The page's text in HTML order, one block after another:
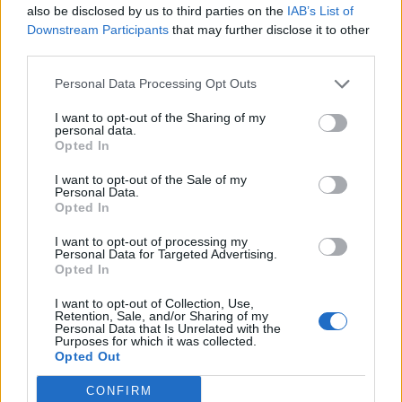
also be disclosed by us to third parties on the IAB’s List of
Downstream Participants that may further disclose it to other
Personal Data Processing Opt Outs
I want to opt-out of the Sharing of my
personal data.
Opted In
I want to opt-out of the Sale of my
Personal Data.
Opted In
I want to opt-out of processing my
Personal Data for Targeted Advertising.
Opted In
I want to opt-out of Collection, Use,
Retention, Sale, and/or Sharing of my
Personal Data that Is Unrelated with the
Purposes for which it was collected.
Opted Out
CONFIRM
Износът на електромобили от Китай
е нараснал със 120%
06.08.2026 / 16:30